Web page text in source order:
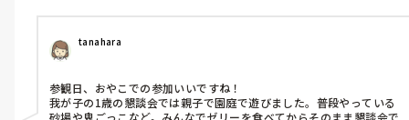
みなさんの園でも楽しかったものや、おすすめの活動がありまし
たら教えてください！
tanahara
参観日、おやこでの参加いいですね！
我が子の1歳の懇談会では親子で園庭で遊びました。普段やっている
砂場や鬼ごっこなど。みんなでゼリーを食べてからそのまま懇談会で